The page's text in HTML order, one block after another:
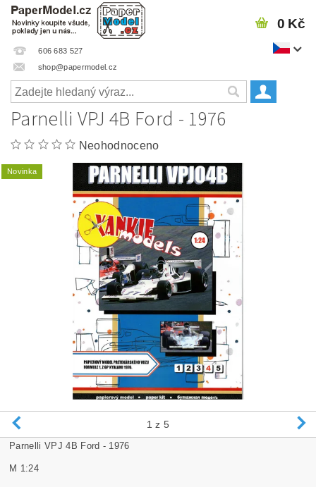
606 683 527
shop@papermodel.cz
0 Kč
Parnelli VPJ 4B Ford - 1976
Neohodnoceno
Novinka
1 z 5
Parnelli VPJ 4B Ford - 1976
M 1:24